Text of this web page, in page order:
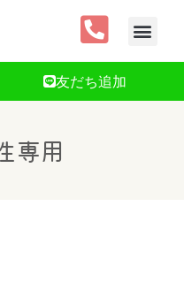
友だち追加
専用